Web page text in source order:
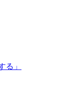
る」